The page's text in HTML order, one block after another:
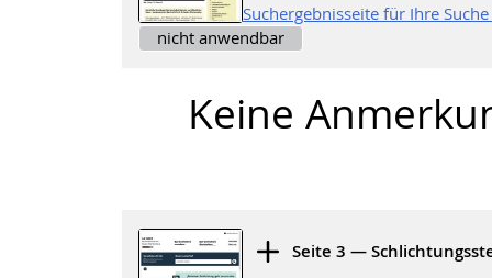
Suchergebnisseite für Ihre
nicht anwendbar
Keine
Seite 3 —